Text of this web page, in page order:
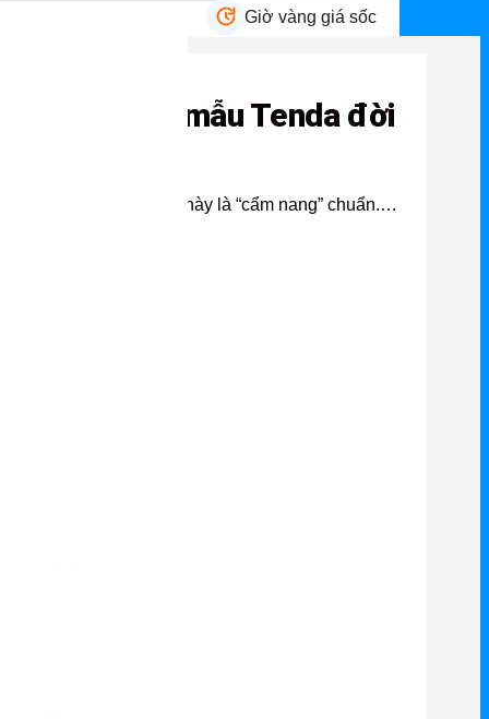
Giờ vàng giá sốc
A9 và các mẫu Tenda đời
camera wifi, bài viết này là “cẩm nang” chuẩn.…